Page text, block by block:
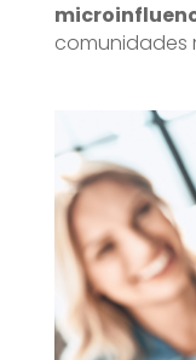
comunidades